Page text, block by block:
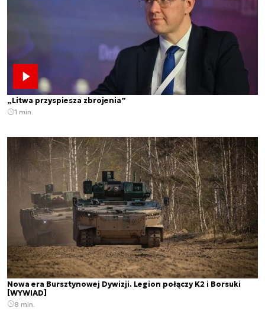
„Litwa przyspiesza zbrojenia”
1 min.
Nowa era Bursztynowej Dywizji. Legion połączy K2 i Borsuki
[WYWIAD]
8 min.